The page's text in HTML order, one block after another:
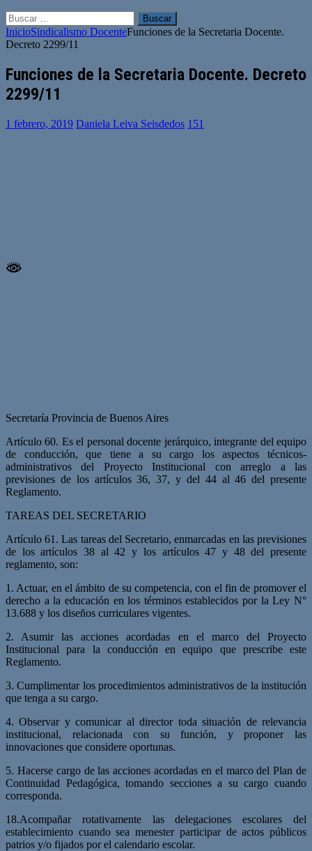
Buscar:
InicioSindicalismo DocenteFunciones de la Secretaria Docente.
Decreto 2299/11
Funciones de la Secretaria Docente. Decreto
2299/11
1 febrero, 2019 Daniela Leiva Seisdedos 151
Secretaría Provincia de Buenos Aires
Artículo 60. Es el personal docente jerárquico, integrante del equipo
de conducción, que tiene a su cargo los aspectos técnicos-
administrativos del Proyecto Institucional con arreglo a las
previsiones de los artículos 36, 37, y del 44 al 46 del presente
Reglamento.
TAREAS DEL SECRETARIO
Artículo 61. Las tareas del Secretario, enmarcadas en las previsiones
de los artículos 38 al 42 y los artículos 47 y 48 del presente
reglamento, son:
1. Actuar, en el ámbito de su competencia, con el fin de promover el
derecho a la educación en los términos establecidos por la Ley N°
13.688 y los diseños curriculares vigentes.
2. Asumir las acciones acordadas en el marco del Proyecto
Institucional para la conducción en equipo que prescribe este
Reglamento.
3. Cumplimentar los procedimientos administrativos de la institución
que tenga a su cargo.
4. Observar y comunicar al director toda situación de relevancia
institucional, relacionada con su función, y proponer las
innovaciones que considere oportunas.
5. Hacerse cargo de las acciones acordadas en el marco del Plan de
Continuidad Pedagógica, tomando secciones a su cargo cuando
corresponda.
18.Acompañar rotativamente las delegaciones escolares del
establecimiento cuando sea menester participar de actos públicos
patrios y/o fijados por el calendario escolar.